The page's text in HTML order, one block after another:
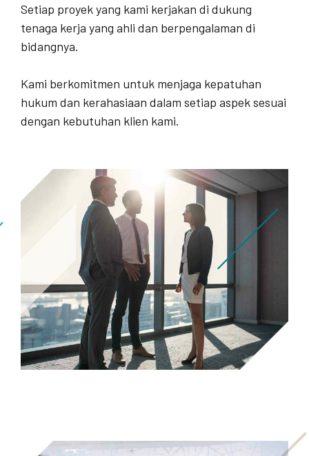
Setiap proyek yang kami kerjakan di dukung
tenaga kerja yang ahli dan berpengalaman di
bidangnya.
Kami berkomitmen untuk menjaga kepatuhan
hukum dan kerahasiaan dalam setiap aspek sesuai
dengan kebutuhan klien kami.